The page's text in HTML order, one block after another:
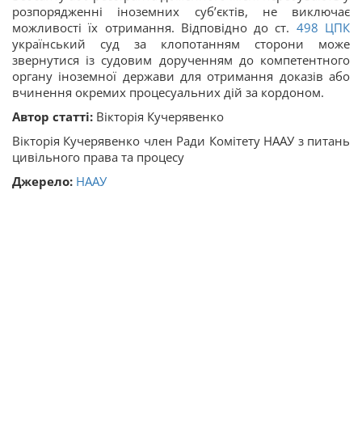
розпорядженні іноземних суб’єктів, не виключає
можливості їх отримання. Відповідно до ст. 498 ЦПК
український суд за клопотанням сторони може
звернутися із судовим дорученням до компетентного
органу іноземної держави для отримання доказів або
вчинення окремих процесуальних дій за кордоном.
Автор статті: Вікторія Кучерявенко
Вікторія Кучерявенко член Ради Комітету НААУ з питань
цивільного права та процесу
Джерело: НААУ